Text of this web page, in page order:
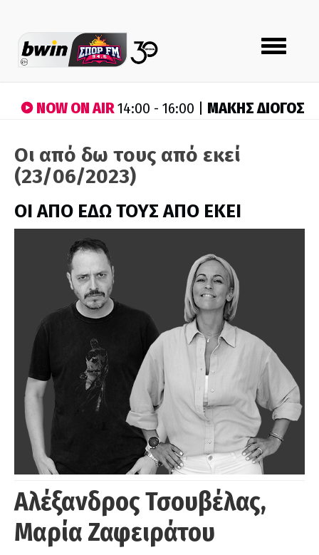
Toggle
navigation
NOW ON AIR14:00 - 16:00 | ΜΑΚΗΣ ΔΙΟΓΟΣ
Οι από δω τους από εκεί
(23/06/2023)
ΟΙ ΑΠΟ ΕΔΩ ΤΟΥΣ ΑΠΟ ΕΚΕΙ
Αλέξανδρος Τσουβέλας,
Μαρία Ζαφειράτου